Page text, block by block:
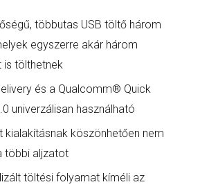
többutas USB töltő három
egyszerre akár három
is tölthetnek
és a Qualcomm® Quick
univerzálisan használható
kialakításnak köszönhetően nem
többi aljzatot
töltési folyamat kíméli az